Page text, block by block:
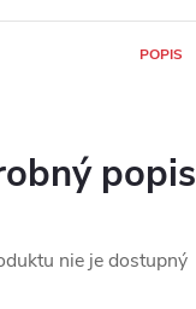
POPIS
popis
nie je dostupný